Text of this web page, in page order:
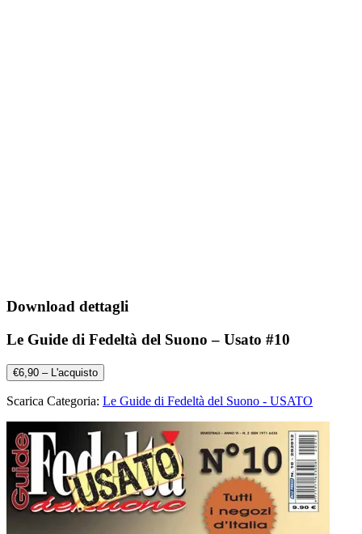
Download dettagli
Le Guide di Fedeltà del Suono – Usato #10
€6,90 – L'acquisto
Scarica Categoria: Le Guide di Fedeltà del Suono - USATO